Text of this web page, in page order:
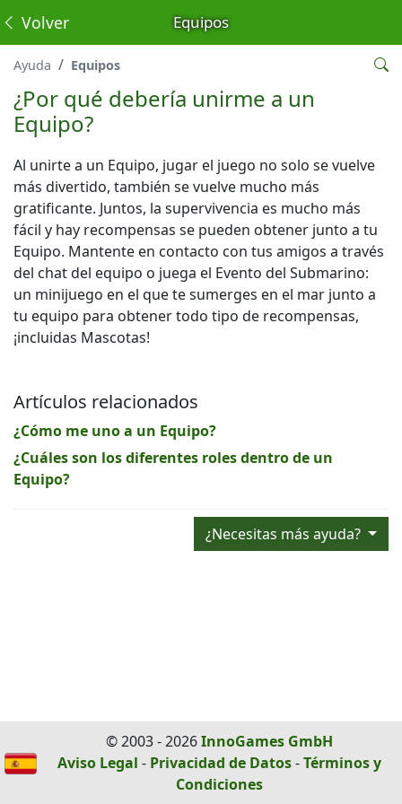
Equipos
Volver
Ayuda Equipos
¿Por qué debería unirme a un
Equipo?
Al unirte a un Equipo, jugar el juego no solo se vuelve
más divertido, también se vuelve mucho más
gratificante. Juntos, la supervivencia es mucho más
fácil y hay recompensas se pueden obtener junto a tu
Equipo. Mantente en contacto con tus amigos a través
del chat del equipo o juega el Evento del Submarino:
un minijuego en el que te sumerges en el mar junto a
tu equipo para obtener todo tipo de recompensas,
¡incluidas Mascotas!
Artículos relacionados
¿Cómo me uno a un Equipo?
¿Cuáles son los diferentes roles dentro de un
Equipo?
¿Necesitas más ayuda?
© 2003 - 2026InnoGames GmbH
Aviso Legal - Privacidad de Datos-Términos y
Condiciones